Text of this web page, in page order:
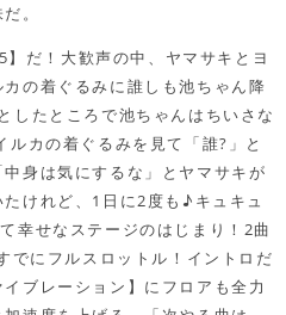
。
だ！大歓声の中、ヤマサキとヨ
の着ぐるみに誰しも池ちゃん降
したところで池ちゃんはちいさな
カの着ぐるみを見て「誰?」と
身は気にするな」とヤマサキが
けれど、1日に2度も♪キュキュ
幸せなステージのはじまり！2曲
でにフルスロットル！イントロだ
ブレーション】にフロアも全力